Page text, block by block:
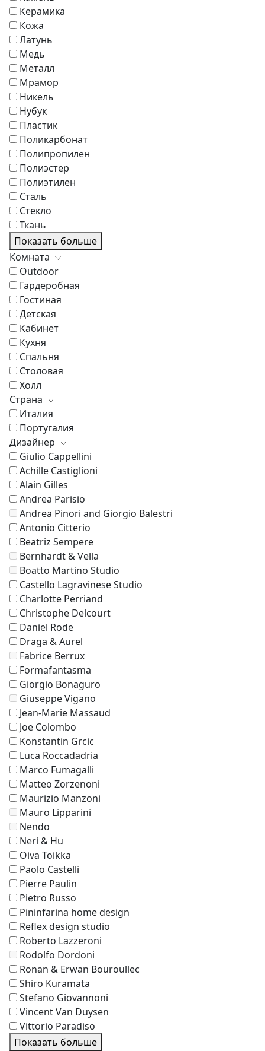
Керамика
Кожа
Латунь
Медь
Металл
Мрамор
Никель
Нубук
Пластик
Поликарбонат
Полипропилен
Полиэстер
Полиэтилен
Сталь
Стекло
Ткань
Показать больше
Комната
Outdoor
Гардеробная
Гостиная
Детская
Кабинет
Кухня
Спальня
Столовая
Холл
Страна
Италия
Португалия
Дизайнер
Giulio Cappellini
Achille Castiglioni
Alain Gilles
Andrea Parisio
Andrea Pinori and Giorgio Balestri
Antonio Citterio
Beatriz Sempere
Bernhardt & Vella
Boatto Martino Studio
Castello Lagravinese Studio
Charlotte Perriand
Christophe Delcourt
Daniel Rode
Draga & Aurel
Fabrice Berrux
Formafantasma
Giorgio Bonaguro
Giuseppe Vigano
Jean-Marie Massaud
Joe Colombo
Konstantin Grcic
Luca Roccadadria
Marco Fumagalli
Matteo Zorzenoni
Maurizio Manzoni
Mauro Lipparini
Nendo
Neri & Hu
Oiva Toikka
Paolo Castelli
Pierre Paulin
Pietro Russo
Pininfarina home design
Reflex design studio
Roberto Lazzeroni
Rodolfo Dordoni
Ronan & Erwan Bouroullec
Shiro Kuramata
Stefano Giovannoni
Vincent Van Duysen
Vittorio Paradiso
Показать больше